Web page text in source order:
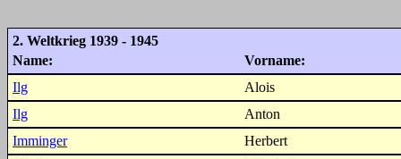
2. Weltkrieg 1939 - 1945
Name:
Vorname:
Ilg
Alois
Ilg
Anton
Imminger
Herbert